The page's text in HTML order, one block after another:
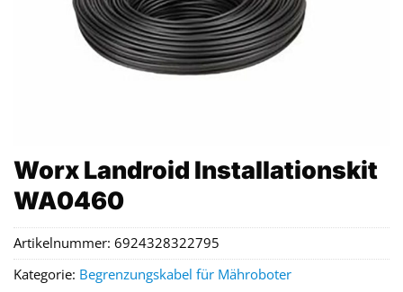
Worx Landroid Installationskit
WA0460
Artikelnummer: 6924328322795
Kategorie: Begrenzungskabel für Mähroboter